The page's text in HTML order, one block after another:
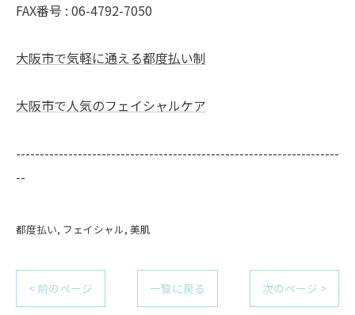
FAX番号 : 06-4792-7050
大阪市で気軽に通える都度払い制
大阪市で人気のフェイシャルケア
--------------------------------------------------------------------
--
都度払い フェイシャル 美肌
< 前のページ 一覧に戻る 次のページ >